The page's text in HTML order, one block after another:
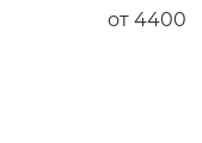
от 4400